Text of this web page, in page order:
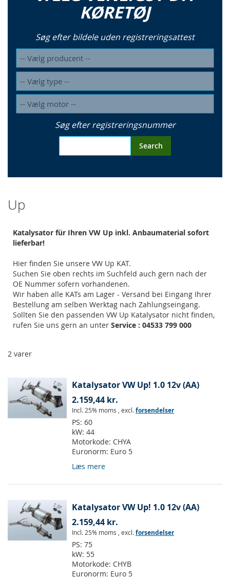
KØRETØJ
Søg efter bildele uden registreringsattest
Søg efter registreringsnummer
Search
Up
Katalysator für Ihren VW Up inkl. Anbaumaterial sofort
lieferbar!
Hier finden Sie unsere VW Up KAT.
Suchen Sie oben rechts im Suchfeld auch gern nach der
OE Nummer sofern vorhandenen.
Wir haben alle KATs am Lager - Versand bei Eingang Ihrer
Bestellung am selben Werktag nach Zahlungseingang.
Sollten Sie den passenden VW Up Katalysator nicht finden,
rufen Sie uns gern an unter Service : 04533 799 000
2 varer
Katalysator VW Up! 1.0 12v (AA)
2.159,44 kr.
Incl. 25% moms , excl.forsendelser
PS: 60
kW: 44
Motorkode: CHYA
Euronorm: Euro 5
Læs mere
Katalysator VW Up! 1.0 12v (AA)
2.159,44 kr.
Incl. 25% moms , excl.forsendelser
PS: 75
kW: 55
Motorkode: CHYB
Euronorm: Euro 5